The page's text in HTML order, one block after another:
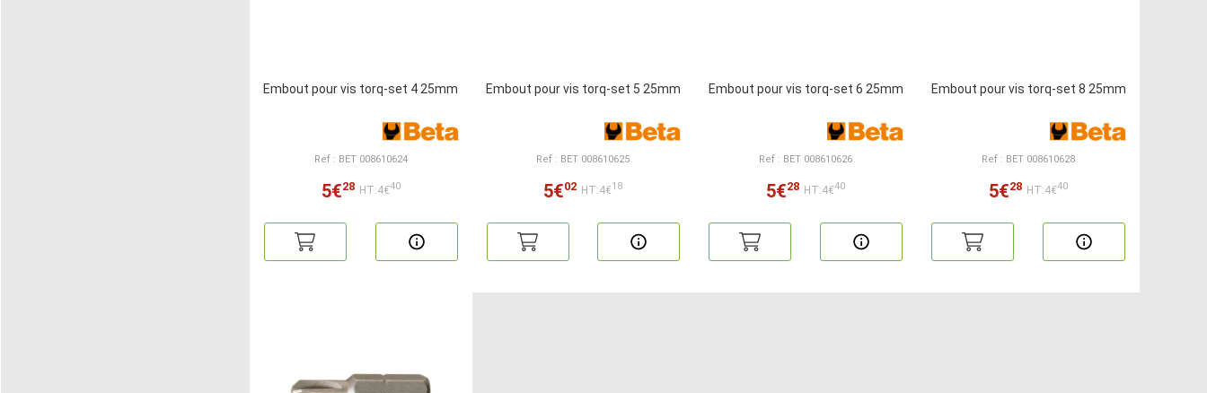
Embout pour vis torq-set 4 25mm
Ref : BET 008610624
5€28 HT:4€40
Embout pour vis torq-set 5 25mm
Ref : BET 008610625
5€02 HT:4€18
Embout pour vis torq-set 6 25mm
Ref : BET 008610626
5€28 HT:4€40
Embout pour vis torq-set 8 25mm
Ref : BET 008610628
5€28 HT:4€40